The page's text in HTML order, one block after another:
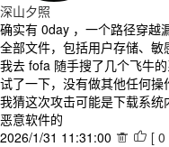
深山夕照
确实有 0day ，一个路径穿越
全部文件，包括用户存储、敏
我去 fofa 随手搜了几个飞牛
试了一下，没有做其他任何操
我猜这次攻击可能是下载系
恶意软件的
2026/1/31 11:31:00   [ 0